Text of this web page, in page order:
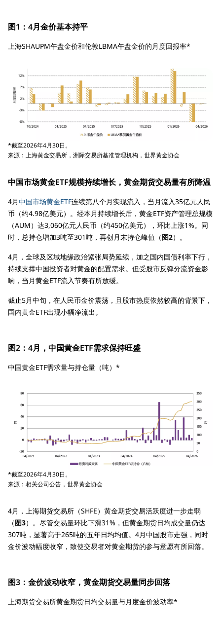
图1：4月金价基本持平
上海SHAUPM午盘金价和伦敦LBMA午盘金价的月度回报率*
*截至2026年4月30日。
来源：上海黄金交易所，洲际交易所基准管理机构，世界黄金协会
中国市场黄金ETF规模持续增长，黄金期货交易量有所降温
4月中国市场黄金ETF连续第八个月实现流入，当月流入35亿元人民
币（约4.98亿美元）。经本月持续增长后，黄金ETF资产管理总规模
（AUM）达3,060亿元人民币（约450亿美元），环比上涨1%。同
时，总持仓增加3吨至301吨，再创月末持仓峰值（图2）。
4月，全球及区域地缘政治紧张局势延续，加之国内国债利率下行，
持续支撑中国投资者对黄金的配置需求。但受股市反弹分流资金影
响，当月黄金ETF流入节奏有所放缓。
截止5月中旬，在人民币金价震荡，且股市热度依然较高的背景下，
国内黄金ETF出现小幅净流出。
图2：4月，中国黄金ETF需求保持旺盛
中国黄金ETF需求量与持仓量（吨）*
*截至2026年4月30日。
来源：相关公司公告，世界黄金协会
4月，上海期货交易所（SHFE）黄金期货交易活跃度进一步走弱
（图3）。尽管交易量环比下滑31%，但黄金期货日均成交量仍达
307吨，显著高于265吨的五年日均均值。4月中国股市走强，同时
金价波动幅度收窄，致使交易者对黄金期货的参与意愿有所回落。
图3：金价波动收窄，黄金期货交易量同步回落
上海期货交易所黄金期货日均交易量与月度金价波动率*